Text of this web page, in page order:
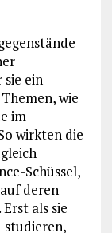
ein
wie
im
wirkten die
Schüssel,
deren
als sie
studieren,